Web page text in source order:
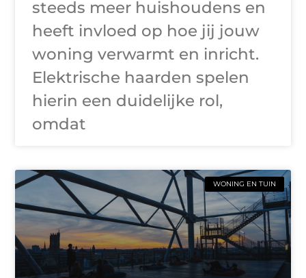
steeds meer huishoudens en
heeft invloed op hoe jij jouw
woning verwarmt en inricht.
Elektrische haarden spelen
hierin een duidelijke rol,
omdat
WONING EN TUIN